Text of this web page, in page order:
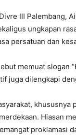
III Palembang,
ungkapan
persatuan dan
memuat slogan
juga dilengkapi
Hiasan
proklamasi